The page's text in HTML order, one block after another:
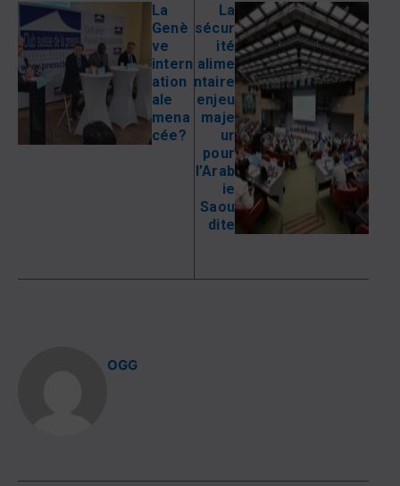
La
Genè
ve
intern
ation
ale
mena
cée?
La
sécur
ité
alime
ntaire
enjeu
maje
ur
pour
l’Arab
ie
Saou
dite
OGG